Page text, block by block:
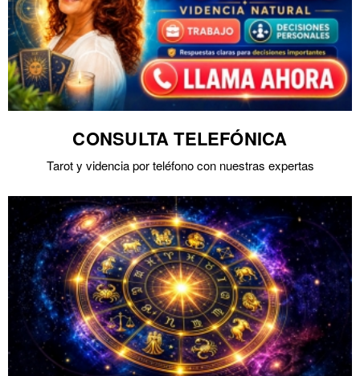
CONSULTA TELEFÓNICA
Tarot y videncia por teléfono con nuestras expertas